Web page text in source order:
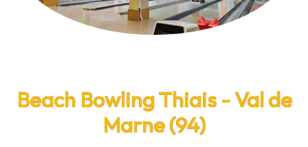
Beach Bowling Thiais - Val de
Marne (94)